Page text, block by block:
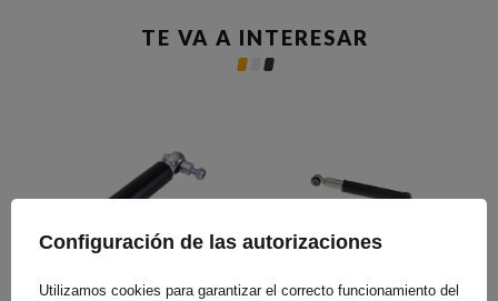
TE VA A INTERESAR
Configuración de las autorizaciones
Utilizamos cookies para garantizar el correcto funcionamiento del